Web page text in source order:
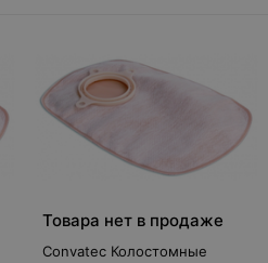
Товара нет в продаже
Convatec Колостомные